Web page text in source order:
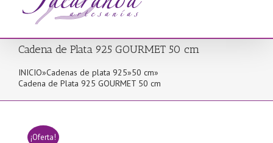
Cadena de Plata 925 GOURMET 50 cm
INICIO»Cadenas de plata 925»50 cm»
Cadena de Plata 925 GOURMET 50 cm
¡Oferta!